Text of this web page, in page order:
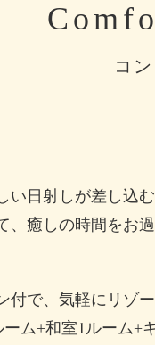
コ
い日射しが差し込
癒しの時間をお過
付で、気軽にリゾ
ム+和室1ルーム